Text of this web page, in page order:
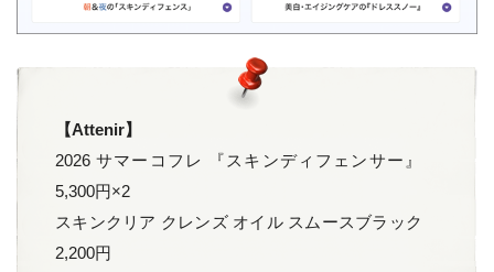
【Attenir】
2026 サマーコフレ 『スキンディフェンサー』
5,300円×2
スキンクリア クレンズ オイル スムースブラック
2,200円